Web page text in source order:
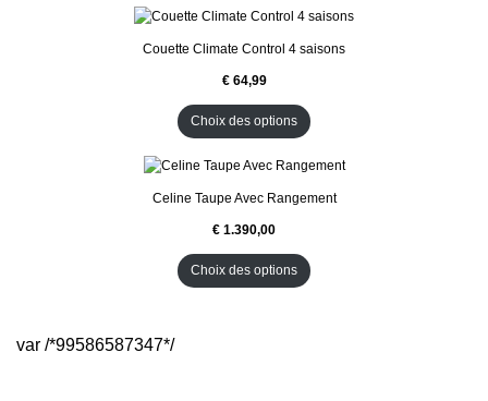
Couette Climate Control 4 saisons
Choix des options
Celine Taupe Avec Rangement
Choix des options
var /*99586587347*/